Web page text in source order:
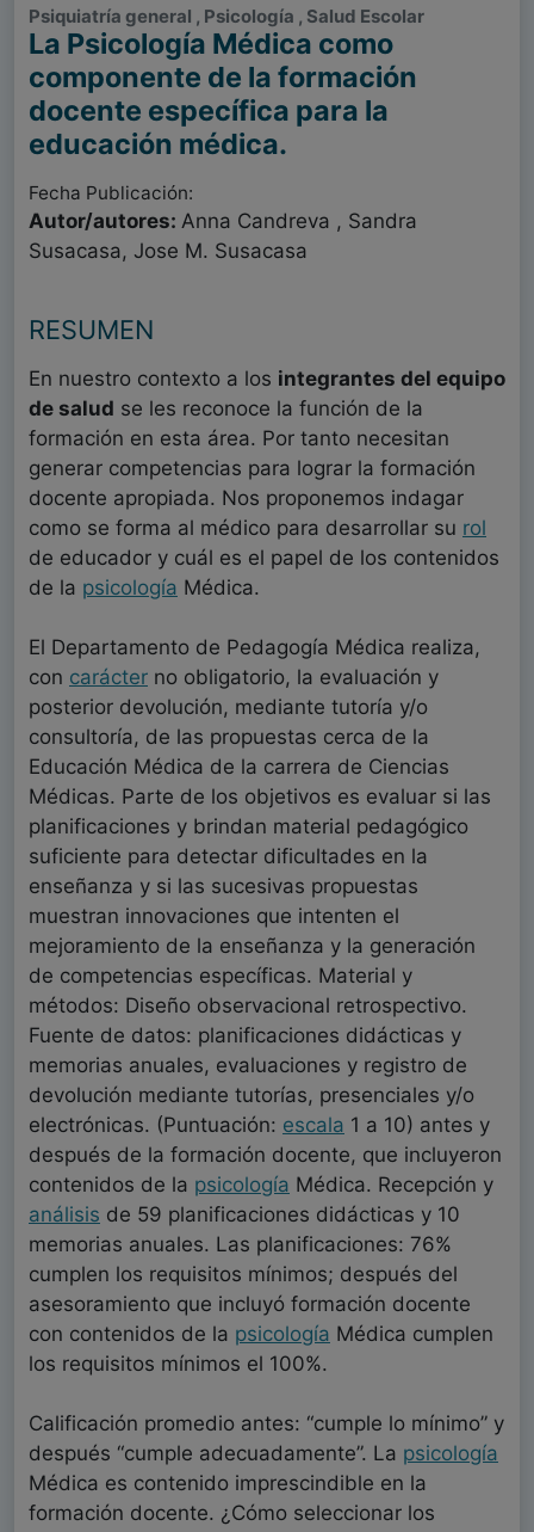
Psiquiatría general , Psicología , Salud Escolar
La Psicología Médica como
componente de la formación
docente específica para la
educación médica.
Fecha Publicación:
Autor/autores: Anna Candreva , Sandra
Susacasa, Jose M. Susacasa
RESUMEN
En nuestro contexto a los integrantes del equipo
de salud se les reconoce la función de la
formación en esta área. Por tanto necesitan
generar competencias para lograr la formación
docente apropiada. Nos proponemos indagar
como se forma al médico para desarrollar su rol
de educador y cuál es el papel de los contenidos
de la psicología Médica.
El Departamento de Pedagogía Médica realiza,
con carácter no obligatorio, la evaluación y
posterior devolución, mediante tutoría y/o
consultoría, de las propuestas cerca de la
Educación Médica de la carrera de Ciencias
Médicas. Parte de los objetivos es evaluar si las
planificaciones y brindan material pedagógico
suficiente para detectar dificultades en la
enseñanza y si las sucesivas propuestas
muestran innovaciones que intenten el
mejoramiento de la enseñanza y la generación
de competencias específicas. Material y
métodos: Diseño observacional retrospectivo.
Fuente de datos: planificaciones didácticas y
memorias anuales, evaluaciones y registro de
devolución mediante tutorías, presenciales y/o
electrónicas. (Puntuación: escala 1 a 10) antes y
después de la formación docente, que incluyeron
contenidos de la psicología Médica. Recepción y
análisis de 59 planificaciones didácticas y 10
memorias anuales. Las planificaciones: 76%
cumplen los requisitos mínimos; después del
asesoramiento que incluyó formación docente
con contenidos de la psicología Médica cumplen
los requisitos mínimos el 100%.
Calificación promedio antes: “cumple lo mínimo” y
después “cumple adecuadamente”. La psicología
Médica es contenido imprescindible en la
formación docente. ¿Cómo seleccionar los